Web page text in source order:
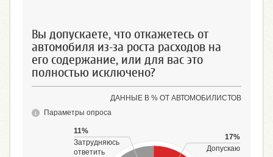
Вы допускаете, что откажетесь от
автомобиля из-за роста расходов на
его содержание, или для вас это
полностью исключено?
ДАННЫЕ В % ОТ АВТОМОБИЛИСТОВ
Параметры опроса
17%
Допускаю
11%
Затрудняюсь
ответить